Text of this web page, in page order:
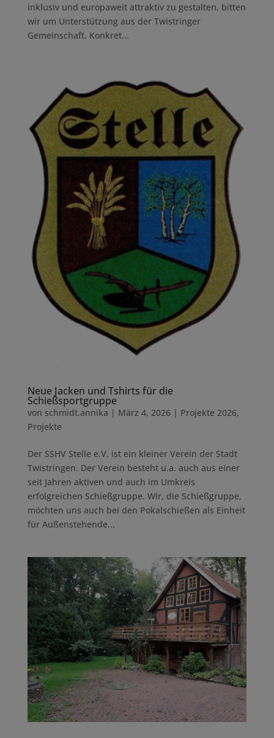
inklusiv und europaweit attraktiv zu gestalten, bitten
wir um Unterstützung aus der Twistringer
Gemeinschaft. Konkret...
Neue Jacken und Tshirts für die
Schießsportgruppe
von schmidt.annika | März 4, 2026| Projekte 2026,
Projekte
Der SSHV Stelle e.V. ist ein kleiner Verein der Stadt
Twistringen. Der Verein besteht u.a. auch aus einer
seit Jahren aktiven und auch im Umkreis
erfolgreichen Schießgruppe. Wir, die Schießgruppe,
möchten uns auch bei den Pokalschießen als Einheit
für Außenstehende...